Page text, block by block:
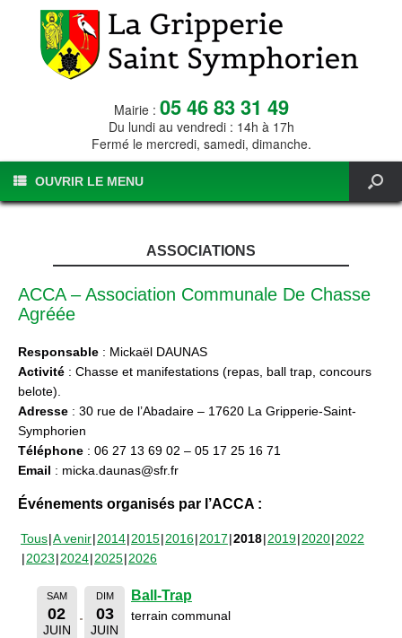
Mairie : 05 46 83 31 49
Du lundi au vendredi : 14h à 17h
Fermé le mercredi, samedi, dimanche.
OUVRIR LE MENU
ASSOCIATIONS
ACCA – Association Communale De Chasse
Agréée
Responsable : Mickaël DAUNAS
Activité : Chasse et manifestations (repas, ball trap, concours
belote).
Adresse : 30 rue de l’Abadaire – 17620 La Gripperie-Saint-
Symphorien
Téléphone : 06 27 13 69 02 – 05 17 25 16 71
Email : micka.daunas@sfr.fr
Événements organisés par l’ACCA :
Tous A venir 2014 2015 2016 2017 2018 2019 2020 2022
2023 2024 2025 2026
SAM
02
JUIN
DIM
03
JUIN
Ball-Trap
terrain communal